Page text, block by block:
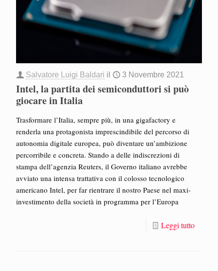
Salvatore Luigi Baldari il 3 Novembre 2021
Intel, la partita dei semiconduttori si può
giocare in Italia
Trasformare l’Italia, sempre più, in una gigafactory e
renderla una protagonista imprescindibile del percorso di
autonomia digitale europea, può diventare un’ambizione
percorribile e concreta. Stando a delle indiscrezioni di
stampa dell’agenzia Reuters, il Governo italiano avrebbe
avviato una intensa trattativa con il colosso tecnologico
americano Intel, per far rientrare il nostro Paese nel maxi-
investimento della società in programma per l’Europa
Leggi tutto